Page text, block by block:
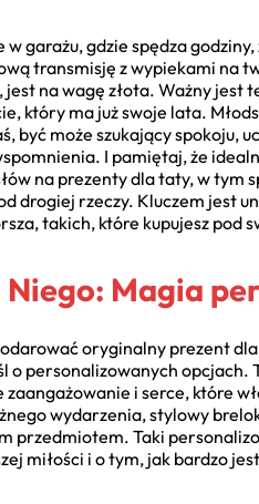
garażu, gdzie spędza
transmisję z wypiekami na
na wagę złota. Ważny
który ma już swoje lata.
być może szukający spokoju,
I pamiętaj, że
na prezenty dla taty, w tym
drogiej rzeczy. Kluczem jest
takich, które kupujesz pod
Magia
oryginalny prezent
personalizowanych opcjach.
zaangażowanie i serce, które
wydarzenia, stylowy
przedmiotem. Taki
miłości i o tym, jak bardzo